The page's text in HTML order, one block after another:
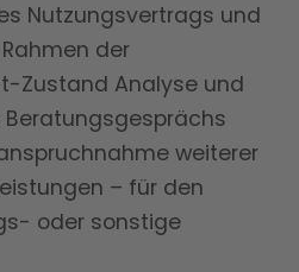
Nutzungsvertrags und
der
Zustand Analyse und
weiterer
– für den
oder sonstige